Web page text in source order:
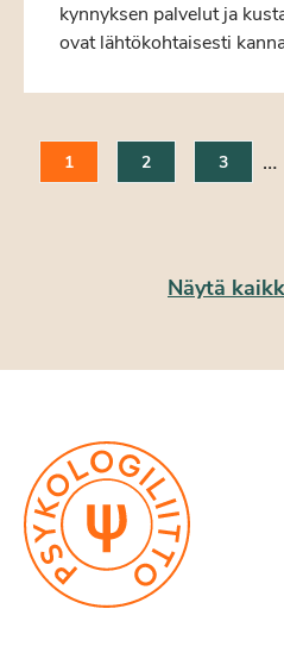
kynnyksen palvelut ja
ovat lähtökohtaisesti
1 2 3 …
Näytä